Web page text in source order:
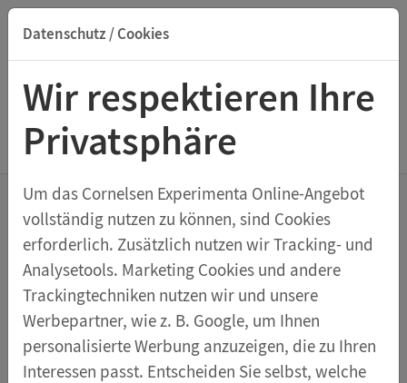
Datenschutz / Cookies
Wir respektieren Ihre
Privatsphäre
Um das Cornelsen Experimenta Online-Angebot
vollständig nutzen zu können, sind Cookies
erforderlich. Zusätzlich nutzen wir Tracking- und
Analysetools. Marketing Cookies und andere
Trackingtechniken nutzen wir und unsere
Werbepartner, wie z. B. Google, um Ihnen
personalisierte Werbung anzuzeigen, die zu Ihren
Interessen passt. Entscheiden Sie selbst, welche
Suche nach Titel, ISBN, Webcode, Stichwort...
Menu Messen mechanischer Größen
Rückstoßwagen
Artikelnummer 47644
€ 8,19